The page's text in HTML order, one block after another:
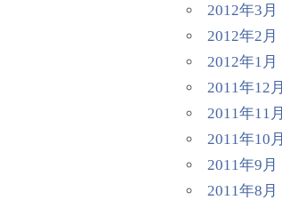
2012年3月
2012年2月
2012年1月
2011年12月
2011年11月
2011年10月
2011年9月
2011年8月